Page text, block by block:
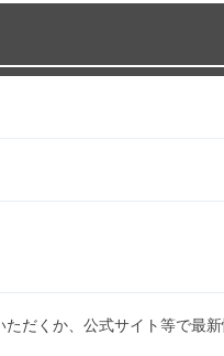
だくか、公式サイト等で最新